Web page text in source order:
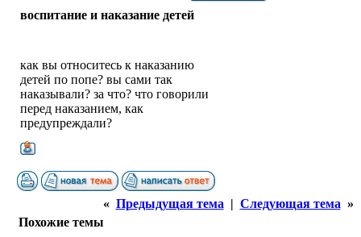
воспитание и наказание детей
как вы относитесь к наказанию
детей по попе? вы сами так
наказывали? за что? что говорили
перед наказанием, как
предупреждали?
« Предыдущая тема | Следующая тема »
Похожие темы